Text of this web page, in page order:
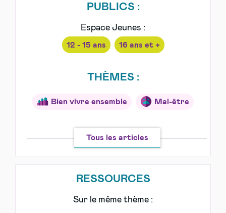
PUBLICS :
Espace Jeunes :
12 - 15 ans 16 ans et +
THÈMES :
Bien vivre ensemble Mal-être
Tous les articles
RESSOURCES
Sur le même thème :